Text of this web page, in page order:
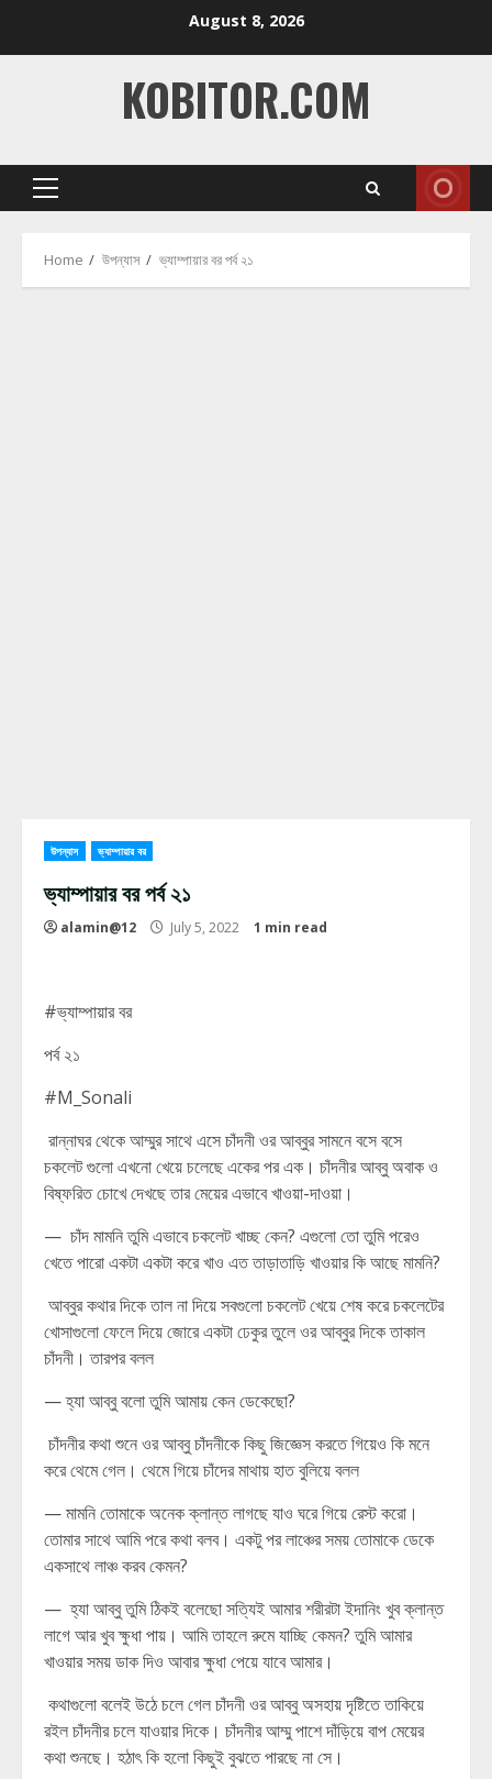
August 8, 2026
KOBITOR.COM
Primary
Home উপন্যাস ভ্যাম্পায়ার বর পর্ব ২১
উপন্যাস ভ্যাম্পায়ার বর
ভ্যাম্পায়ার বর পর্ব ২১
alamin@12 July 5, 2022 1 min read
#ভ্যাম্পায়ার বর
পর্ব ২১
#M_Sonali
রান্নাঘর থেকে আম্মুর সাথে এসে চাঁদনী ওর আব্বুর সামনে বসে বসে
চকলেট গুলো এখনো খেয়ে চলেছে একের পর এক। চাঁদনীর আব্বু অবাক ও
বিষ্ফরিত চোখে দেখছে তার মেয়ের এভাবে খাওয়া-দাওয়া।
— চাঁদ মামনি তুমি এভাবে চকলেট খাচ্ছ কেন? এগুলো তো তুমি পরেও
খেতে পারো একটা একটা করে খাও এত তাড়াতাড়ি খাওয়ার কি আছে মামনি?
আব্বুর কথার দিকে তাল না দিয়ে সবগুলো চকলেট খেয়ে শেষ করে চকলেটের
খোসাগুলো ফেলে দিয়ে জোরে একটা ঢেকুর তুলে ওর আব্বুর দিকে তাকাল
চাঁদনী। তারপর বলল
— হ্যা আব্বু বলো তুমি আমায় কেন ডেকেছো?
চাঁদনীর কথা শুনে ওর আব্বু চাঁদনীকে কিছু জিজ্ঞেস করতে গিয়েও কি মনে
করে থেমে গেল। থেমে গিয়ে চাঁদের মাথায় হাত বুলিয়ে বলল
— মামনি তোমাকে অনেক ক্লান্ত লাগছে যাও ঘরে গিয়ে রেস্ট করো।
তোমার সাথে আমি পরে কথা বলব। একটু পর লাঞ্চের সময় তোমাকে ডেকে
একসাথে লাঞ্চ করব কেমন?
— হ্যা আব্বু তুমি ঠিকই বলেছো সত্যিই আমার শরীরটা ইদানিং খুব ক্লান্ত
লাগে আর খুব ক্ষুধা পায়। আমি তাহলে রুমে যাচ্ছি কেমন? তুমি আমার
খাওয়ার সময় ডাক দিও আবার ক্ষুধা পেয়ে যাবে আমার।
কথাগুলো বলেই উঠে চলে গেল চাঁদনী ওর আব্বু অসহায় দৃষ্টিতে তাকিয়ে
রইল চাঁদনীর চলে যাওয়ার দিকে। চাঁদনীর আম্মু পাশে দাঁড়িয়ে বাপ মেয়ের
কথা শুনছে। হঠাৎ কি হলো কিছুই বুঝতে পারছে না সে।